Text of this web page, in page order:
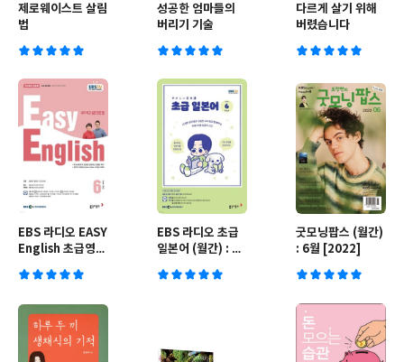
제로웨이스트 살림
법
성공한 엄마들의
버리기 기술
다르게 살기 위해
버렸습니다
EBS 라디오 EASY
English 초급영어
[2022]
EBS 라디오 초급
일본어 (월간) : 6
굿모닝팝스 (월간)
: 6월 [2022]